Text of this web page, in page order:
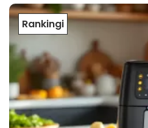
Rankingi